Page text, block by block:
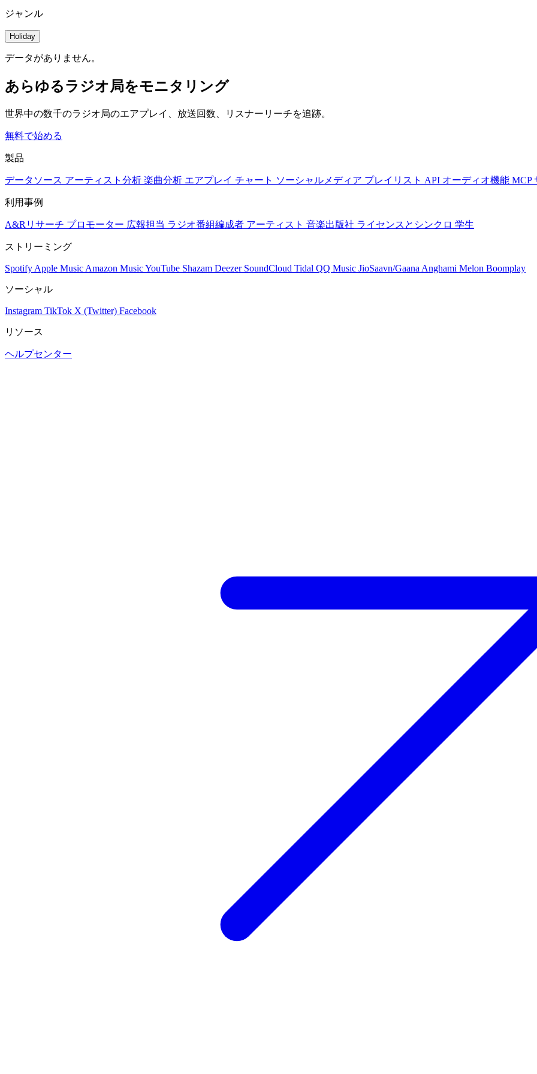
ジャンル
Holiday
データがありません。
あらゆるラジオ局をモニタリング
世界中の数千のラジオ局のエアプレイ、放送回数、リスナーリーチを追跡。
無料で始める
製品
データソース アーティスト分析 楽曲分析 エアプレイ チャート ソーシャルメディア プレイリスト API オーディオ機能 MCP
利用事例
A&Rリサーチ プロモーター 広報担当 ラジオ番組編成者 アーティスト 音楽出版社 ライセンスとシンクロ 学生
ストリーミング
Spotify Apple Music Amazon MusicYouTube Shazam Deezer SoundCloud Tidal QQ Music JioSaavn/Gaana Anghami Melon Boomplay
ソーシャル
Instagram TikTok X (Twitter) Facebook
リソース
ヘルプセンター